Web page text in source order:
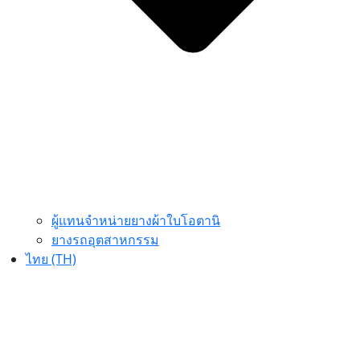
ผู้แทนจำหน่ายยางผ้าใบโอตานิ
ยางรถอุตสาหกรรม
ไทย (TH)